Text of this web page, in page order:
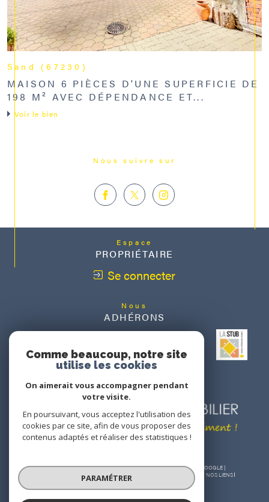
Sand (67230)
MAISON 6 PIÈCES D'UNE SUPERFICIE DE
198 M² AVEC DÉPENDANCE ET...
Voir le bien
Nous suivre sur
Espace
PROPRIÉTAIRE
Se connecter
Nous
ADHÉRONS
© 2026 | TOUS DROITS RÉSERVÉS | TRADUCTION POWERED BY GOOGLE |
NOS HONORAIRES
PLAN DU SITE MENTIONS LÉGALES ADMIN
NOS LIENS
POLITIQUE RGPD
Comme beaucoup, notre site
utilise les cookies
On aimerait vous accompagner pendant
votre visite.
En poursuivant, vous acceptez l'utilisation des
cookies par ce site, afin de vous proposer des
contenus adaptés et réaliser des statistiques !
PARAMÉTRER